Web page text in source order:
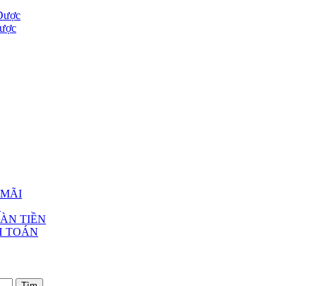
TIỀN
TOÁN